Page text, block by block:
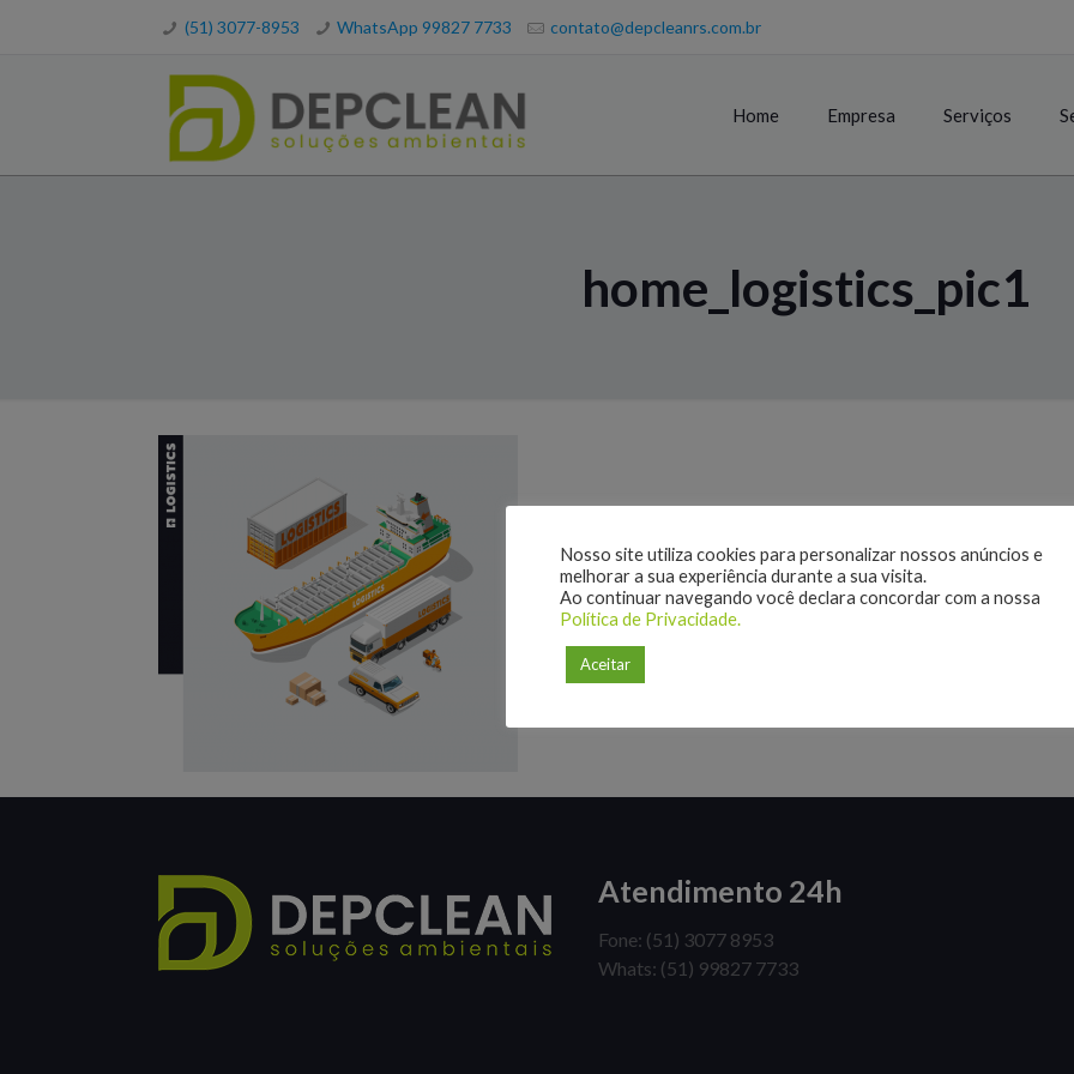
(51) 3077-8953 WhatsApp 99827 7733 contato@depcleanrs.com.br
Home Empresa Serviços
home_logistics_pic1
Atendimento 24h
Fone: (51) 3077 8953
Whats: (51) 99827 7733
Nosso site utiliza cookies para personalizar nossos anúncios e
melhorar a sua experiência durante a sua visita.
Ao continuar navegando você declara concordar com a nossa
Política de Privacidade.
Aceitar